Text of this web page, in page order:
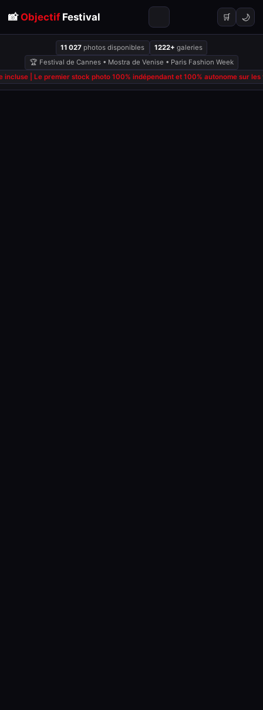
📸 ObjectifFestival 🛒 🌙
11 027 photos disponibles 1222+ galeries
🏆 Festival de Cannes • Mostra de Venise • Paris Fashion Week
| Le premier stock photo 100% indépendant et 100% autonome sur